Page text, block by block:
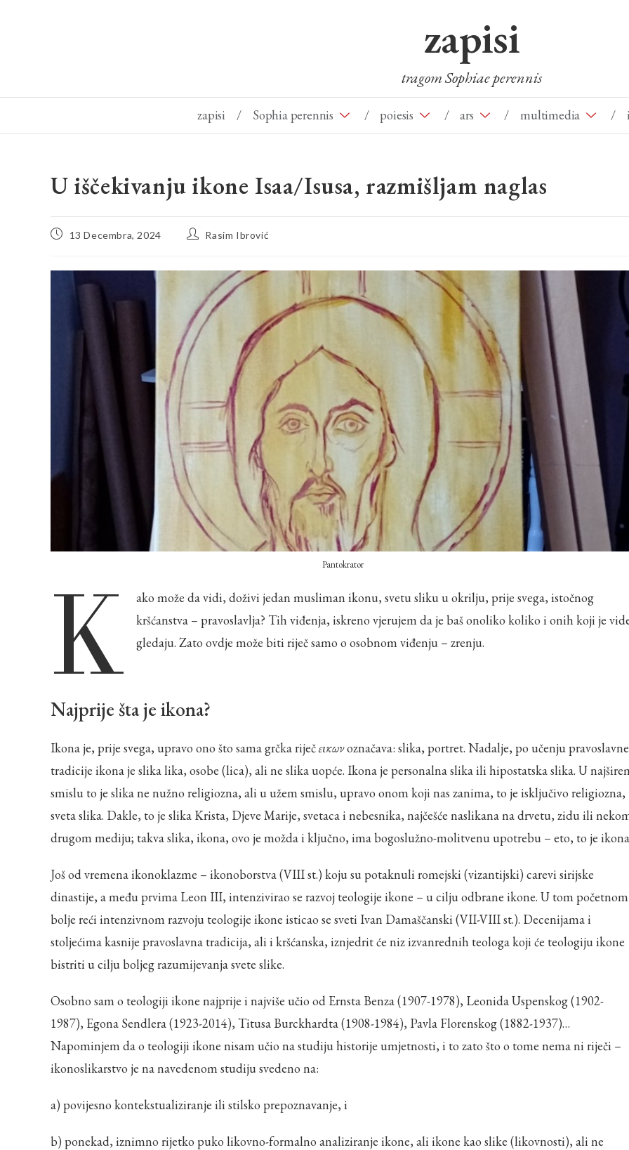
zapisi
tragom Sophiae perennis
zapisi / Sophia perennis / poiesis / ars / multimedia /
U iščekivanju ikone Isaa/Isusa, razmišljam naglas
13 Decembra, 2024 Rasim Ibrović
Pantokrator
K
ako može da vidi, doživi jedan musliman ikonu, svetu sliku u okrilju, prije svega, istočnog
kršćanstva – pravoslavlja? Tih viđenja, iskreno vjerujem da je baš onoliko koliko i onih koji je
gledaju. Zato ovdje može biti riječ samo o osobnom viđenju – zrenju.
Najprije šta je ikona?
Ikona je, prije svega, upravo ono što sama grčka riječɛɩκωνoznačava: slika, portret. Nadalje, po učenju pravoslavne
tradicije ikona je slika lika, osobe (lica), ali ne slika uopće. Ikona je personalna slika ili hipostatska slika. U
smislu to je slika ne nužno religiozna, ali u užem smislu, upravo onom koji nas zanima, to je isključivo religiozna,
sveta slika. Dakle, to je slika Krista, Djeve Marije, svetaca i nebesnika, najčešće naslikana na drvetu, zidu ili
drugom mediju; takva slika, ikona, ovo je možda i ključno, ima bogoslužno-molitvenu upotrebu – eto, to je
Još od vremena ikonoklazme – ikonoborstva (VIII st.) koju su potaknuli romejski (vizantijski) carevi sirijske
dinastije, a među prvima Leon III, intenzivirao se razvoj teologije ikone – u cilju odbrane ikone. U tom
bolje reći intenzivnom razvoju teologije ikone isticao se sveti Ivan Damaščanski (VII-VIII st.). Decenijama i
stoljećima kasnije pravoslavna tradicija, ali i kršćanska, iznjedrit će niz izvanrednih teologa koji će teologiju ikone
bistriti u cilju boljeg razumijevanja svete slike.
Osobno sam o teologiji ikone najprije i najviše učio od Ernsta Benza (1907-1978), Leonida Uspenskog (1902-
1987), Egona Sendlera (1923-2014), Titusa Burckhardta (1908-1984), Pavla Florenskog (1882-1937)…
Napominjem da o teologiji ikone nisam učio na studiju historije umjetnosti, i to zato što o tome nema ni riječi –
ikonoslikarstvo je na navedenom studiju svedeno na:
a) povijesno kontekstualiziranje ili stilsko prepoznavanje, i
b) ponekad, iznimno rijetko puko likovno-formalno analiziranje ikone, ali ikone kao slike (likovnosti), ali ne